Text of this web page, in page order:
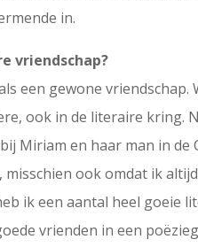
in.
vriendschap?
een gewone
ook in de literaire kring.
Miriam en haar man in
ook omdat ik
ik een aantal heel goeie
vrienden in een